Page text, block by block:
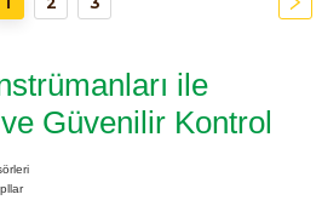
ile
Güvenilir Kontrol